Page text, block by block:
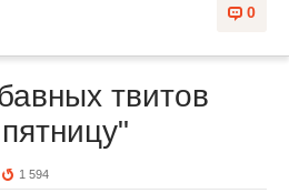
0
твитов
1 594